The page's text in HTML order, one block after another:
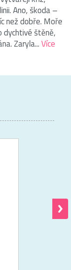
Ano, škoda –
než dobře. Moře
dychtivé štěně,
Zaryla...Více